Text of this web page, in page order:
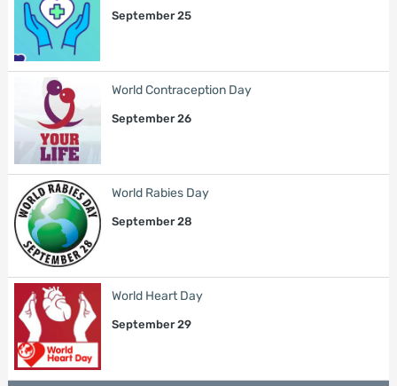
September 25
World Contraception Day
September 26
World Rabies Day
September 28
World Heart Day
September 29